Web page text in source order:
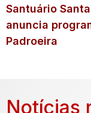
Santuário
anuncia
Padroeira
Notícias